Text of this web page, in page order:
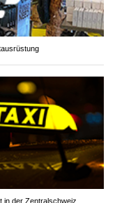
in der Zentralschweiz